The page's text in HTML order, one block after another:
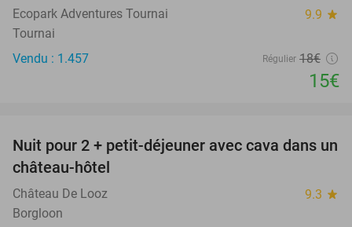
Ecopark Adventures Tournai 9.9 star
Tournai
Vendu : 1.457
Régulier 18€
15€
48%
Nuit pour 2 + petit-déjeuner avec cava dans un
château-hôtel
Château De Looz 9.3 star
Borgloon